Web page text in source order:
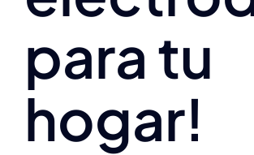
para tu
hogar!